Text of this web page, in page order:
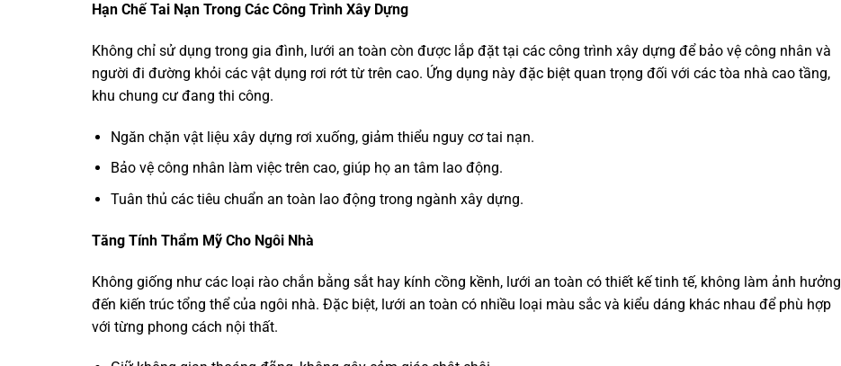
Hạn Chế Tai Nạn Trong Các Công Trình Xây Dựng
Không chỉ sử dụng trong gia đình, lưới an toàn còn được lắp đặt tại các công trình xây dựng để bảo vệ công nhân và
người đi đường khỏi các vật dụng rơi rớt từ trên cao. Ứng dụng này đặc biệt quan trọng đối với các tòa nhà cao tầng,
khu chung cư đang thi công.
Ngăn chặn vật liệu xây dựng rơi xuống, giảm thiểu nguy cơ tai nạn.
Bảo vệ công nhân làm việc trên cao, giúp họ an tâm lao động.
Tuân thủ các tiêu chuẩn an toàn lao động trong ngành xây dựng.
Tăng Tính Thẩm Mỹ Cho Ngôi Nhà
Không giống như các loại rào chắn bằng sắt hay kính cồng kềnh, lưới an toàn có thiết kế tinh tế, không làm ảnh hưởng
đến kiến trúc tổng thể của ngôi nhà. Đặc biệt, lưới an toàn có nhiều loại màu sắc và kiểu dáng khác nhau để phù hợp
với từng phong cách nội thất.